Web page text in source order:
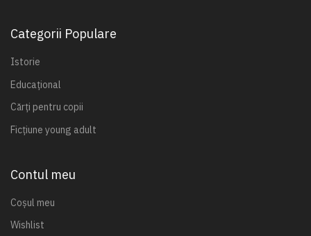
Categorii Populare
Istorie
Educațional
Cărți pentru copii
Ficțiune young adult
Contul meu
Coșul meu
Wishlist